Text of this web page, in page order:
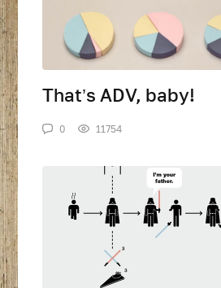
That’s ADV, baby!
0 11754